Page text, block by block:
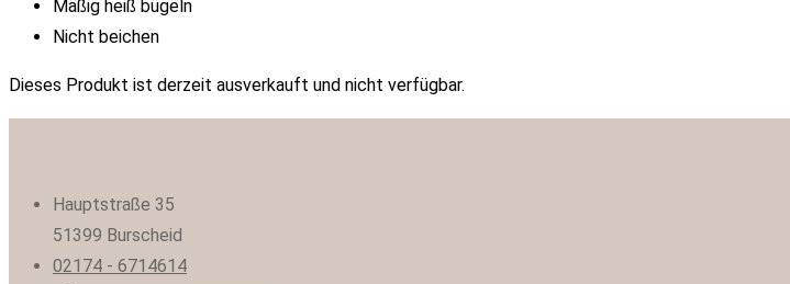
Mäßig heiß bügeln
Nicht beichen
Dieses Produkt ist derzeit ausverkauft und nicht verfügbar.
Hauptstraße 35
51399 Burscheid
02174 - 6714614